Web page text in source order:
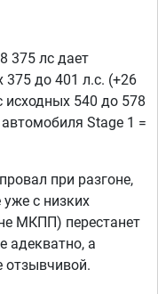
375 лс дает
375 до 401 л.с. (+26
исходных 540 до 578
Stage 1 =
при разгоне,
уже с низких
МКПП) перестанет
адекватно, а
отзывчивой.